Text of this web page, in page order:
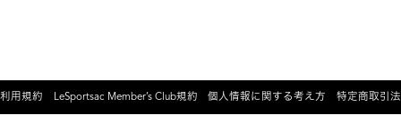
利用規約 LeSportsac Member’s Club規約 個人情報に関する考え方 特定商取引